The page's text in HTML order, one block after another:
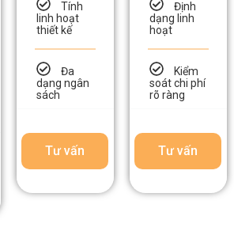
đa kênh
Tính
linh hoạt
thiết kế
dạng ngân
sách
Tư vấn
ngắn hạn
Định
dạng linh
hoạt
soát chi phí
rõ ràng
Tư vấn